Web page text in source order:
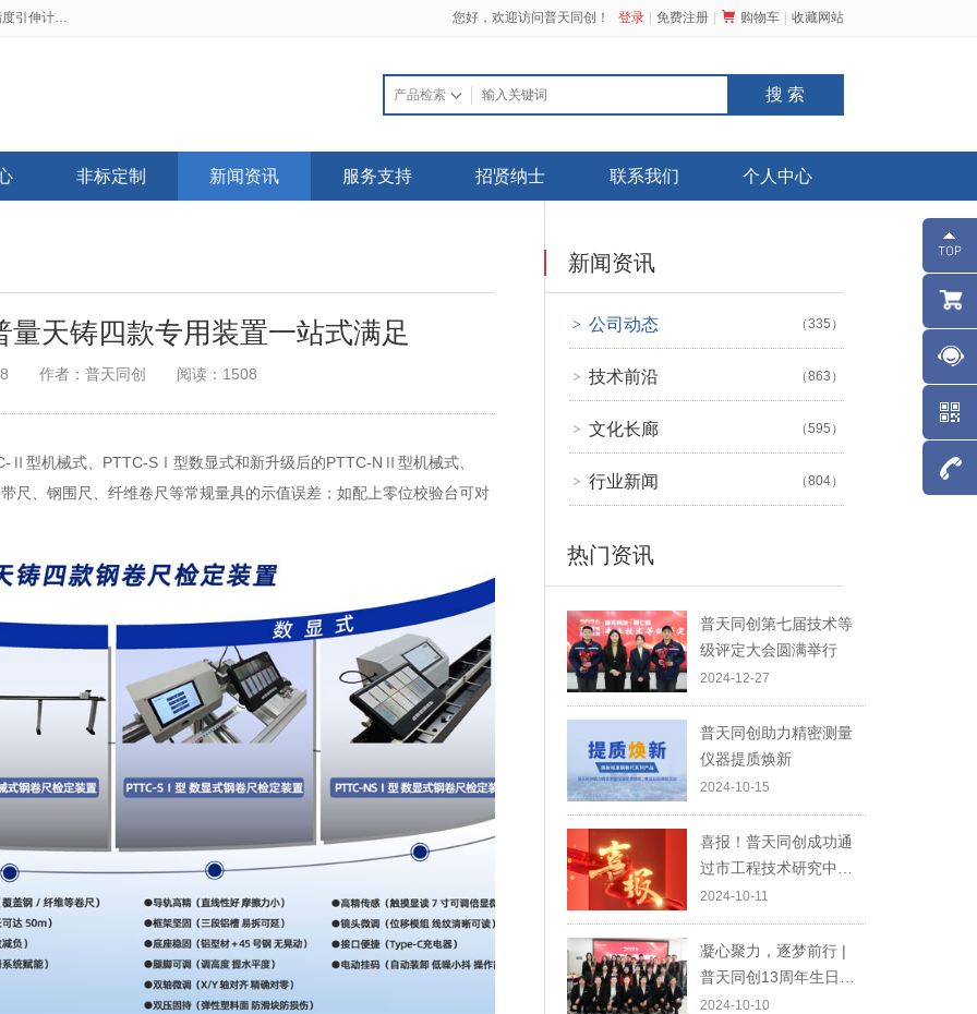
2019-02-21 一手资料流出 三大细节看透高精度引伸计标定仪 您好，欢迎访问普天同创！ 登录 免费注册 购物车 收藏网站
非标定制 新闻资讯 服务支持 招贤纳士 联系我们 个人中心
量天铸四款专用装置一站式满足
作者：普天同创 阅读：1508
Ⅱ型机械式、PTTC-SⅠ型数显式和新升级后的PTTC-NⅡ型机械式、
尺、钢围尺、纤维卷尺等常规量具的示值误差；如配上零位校验台可对
新闻资讯
> 公司动态 （335）
> 技术前沿 （863）
> 文化长廊 （595）
> 行业新闻 （804）
热门资讯
普天同创第七届技术等
级评定大会圆满举行
2024-12-27
普天同创助力精密测量
仪器提质焕新
2024-10-15
喜报！普天同创成功通
过市工程技术研究中心
认定！
2024-10-11
凝心聚力，逐梦前行 |
普天同创13周年生日快
乐！
2024-10-10